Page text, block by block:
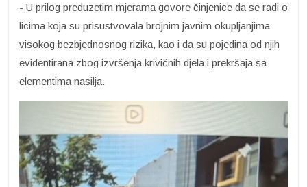
- U prilog preduzetim mjerama govore činjenice da se radi o
licima koja su prisustvovala brojnim javnim okupljanjima
visokog bezbjednosnog rizika, kao i da su pojedina od njih
evidentirana zbog izvršenja krivičnih djela i prekršaja sa
elementima nasilja.